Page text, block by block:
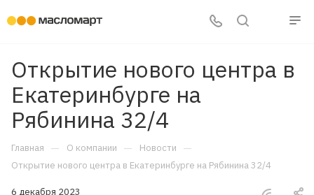
Открытие нового центра в
Екатеринбурге на
Рябинина 32/4
Главная — О компании — Новости —
Открытие нового центра в Екатеринбурге на Рябинина 32/4
6 декабря 2023